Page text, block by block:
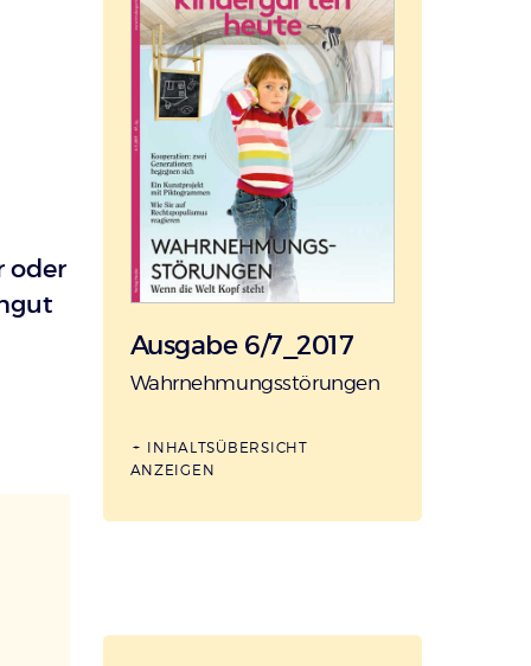
oder
Ausgabe 6/7_2017
:
Wahrnehmungsstörungen
INHALTSÜBERSICHT
ANZEIGEN